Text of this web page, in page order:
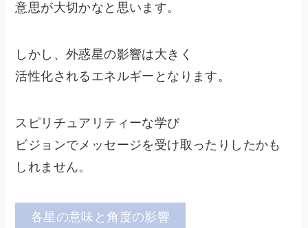
意思が大切かなと思います。
しかし、外惑星の影響は大きく
活性化されるエネルギーとなります。
スピリチュアリティーな学び
ビジョンでメッセージを受け取ったりしたかも
しれません。
各星の意味と角度の影響